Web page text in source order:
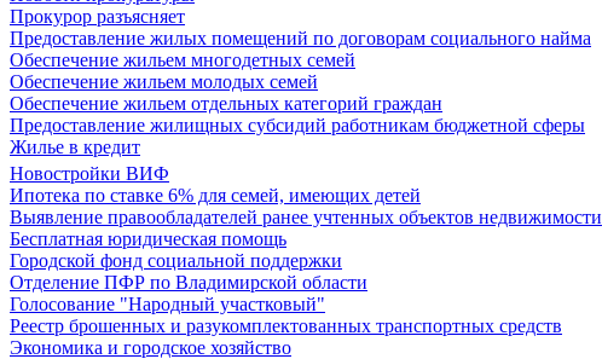
Прокурор разъясняет
Предоставление жилых помещений по договорам социального найма
Обеспечение жильем многодетных семей
Обеспечение жильем молодых семей
Обеспечение жильем отдельных категорий граждан
Предоставление жилищных субсидий работникам бюджетной сферы
Жилье в кредит
Новостройки ВИФ
Ипотека по ставке 6% для семей, имеющих детей
Выявление правообладателей ранее учтенных объектов недвижимости
Бесплатная юридическая помощь
Городской фонд социальной поддержки
Отделение ПФР по Владимирской области
Голосование "Народный участковый"
Реестр брошенных и разукомплектованных транспортных средств
Экономика и городское хозяйство